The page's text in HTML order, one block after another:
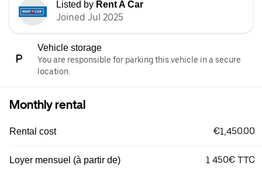
Listed by Rent A Car
Joined Jul 2025
Vehicle storage
You are responsible for parking this vehicle in a secure
location.
Monthly rental
Rental cost €1,450.00
Loyer mensuel (à partir de) 1 450€ TTC